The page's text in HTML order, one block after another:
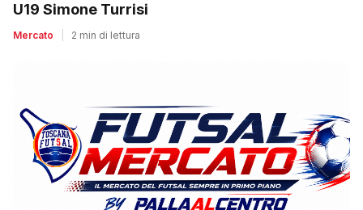
U19 Simone Turrisi
Mercato 2 min di lettura